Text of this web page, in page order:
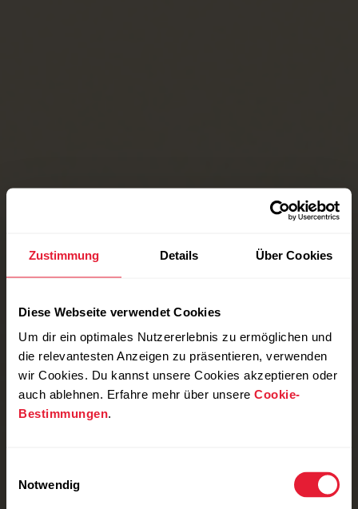
Zustimmung Details Über Cookies
Diese Webseite verwendet Cookies
Um dir ein optimales Nutzererlebnis zu ermöglichen und
die relevantesten Anzeigen zu präsentieren, verwenden
wir Cookies. Du kannst unsere Cookies akzeptieren oder
auch ablehnen. Erfahre mehr über unsere Cookie-
Bestimmungen.
Notwendig